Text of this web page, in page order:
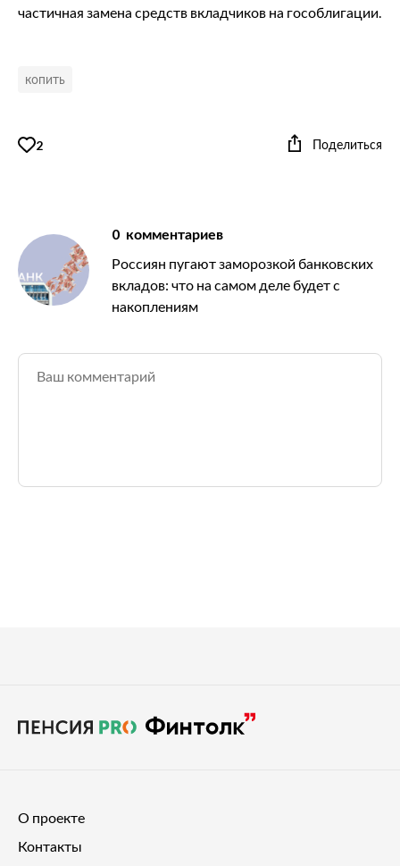
частичная замена средств вкладчиков на гособлигации.
копить
2 Поделиться
0 комментариев
Россиян пугают заморозкой банковских
вкладов: что на самом деле будет с
накоплениям
О проекте
Контакты